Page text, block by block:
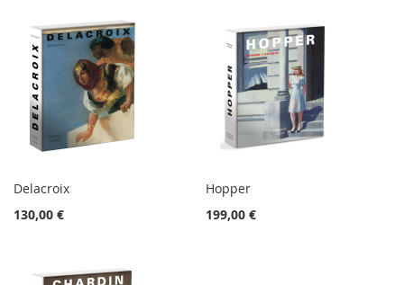
Delacroix
130,00 €
Hopper
199,00 €